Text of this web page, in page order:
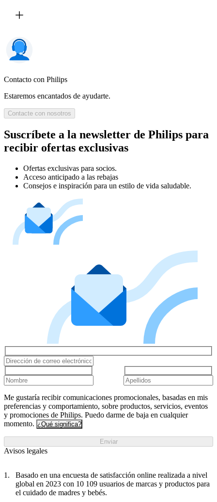
Contacto con Philips
Estaremos encantados de ayudarte.
Contacte con nosotros
Suscríbete a la newsletter de Philips para
recibir ofertas exclusivas
Ofertas exclusivas para socios.
Acceso anticipado a las rebajas
Consejos e inspiración para un estilo de vida saludable.
Me gustaría recibir comunicaciones promocionales, basadas en mis
preferencias y comportamiento, sobre productos, servicios, eventos
y promociones de Philips. Puedo darme de baja en cualquier
momento. ¿Qué significa?
Enviar
Avisos legales
Basado en una encuesta de satisfacción online realizada a nivel
global en 2023 con 10 109 usuarios de marcas y productos para
el cuidado de madres y bebés.